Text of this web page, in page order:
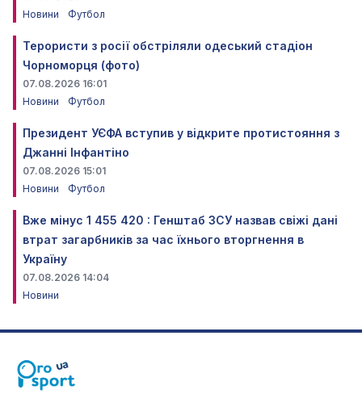
Новини
Футбол
Терористи з росії обстріляли одеський стадіон
Чорноморця (фото)
07.08.2026 16:01
Новини
Футбол
Президент УЄФА вступив у відкрите протистояння з
Джанні Інфантіно
07.08.2026 15:01
Новини
Футбол
Вже мінус 1 455 420 : Генштаб ЗСУ назвав свіжі дані
втрат загарбників за час їхнього вторгнення в
Україну
07.08.2026 14:04
Новини